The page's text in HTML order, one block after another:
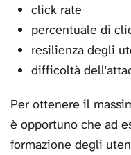
click rate
percentuale di
resilienza degli
difficoltà
Per ottenere il
è opportuno che ad
formazione degli